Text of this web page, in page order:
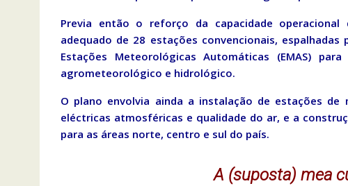
Previa então o reforço da capacidade
adequado de 28 estações convencionais,
Estações Meteorológicas Automáticas (EMAS)
agrometeorológico e hidrológico.
O plano envolvia ainda a instalação de estações de
eléctricas atmosféricas e qualidade do ar, e a
para as áreas norte, centro e sul do país.
A (suposta) mea